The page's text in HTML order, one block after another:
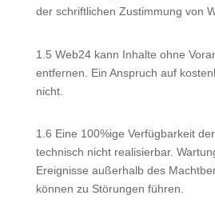
der schriftlichen Zustimmung von
1.5 Web24 kann Inhalte ohne
entfernen. Ein Anspruch auf
nicht.
1.6 Eine 100%ige Verfügbarkeit
technisch nicht realisierbar.
Ereignisse außerhalb des
können zu Störungen führen.